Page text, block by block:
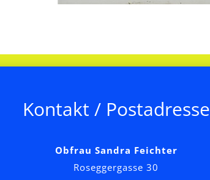
Kontakt / Postadresse
Obfrau Sandra Feichter
Roseggergasse 30